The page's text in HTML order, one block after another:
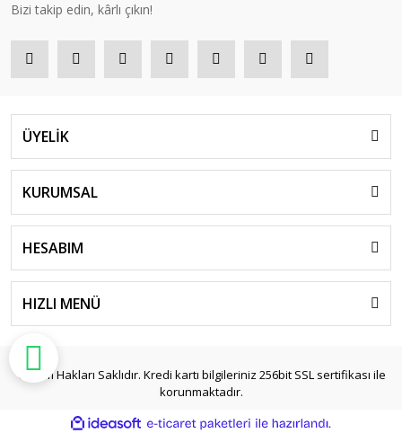
Bizi takip edin, kârlı çıkın!
ÜYELİK
KURUMSAL
HESABIM
HIZLI MENÜ
© Tüm Hakları Saklıdır. Kredi kartı bilgileriniz 256bit SSL sertifikası ile
korunmaktadır.
ideasoft e-